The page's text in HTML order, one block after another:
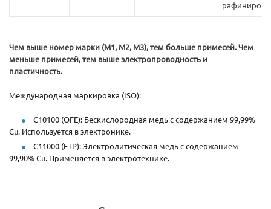
Чем выше номер марки (М1, М2, М3), тем больше примесей.Чем
меньше примесей, тем выше электропроводность и
пластичность.
Международная маркировка (ISO):
C10100 (OFE): Бескислородная медь с содержанием 99,99%
Cu. Используется в электронике.
C11000 (ETP): Электролитическая медь с содержанием
99,90% Cu. Применяется в электротехнике.